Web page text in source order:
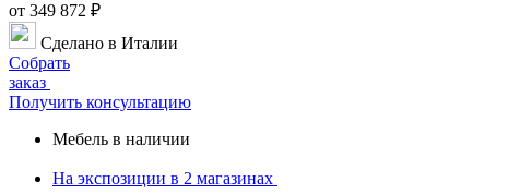
от 349 872 ₽
Сделано в Италии
Собрать
заказ
Получить консультацию
Мебель в наличии
На экспозиции в 2 магазинах